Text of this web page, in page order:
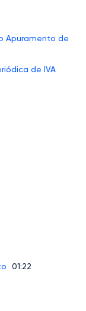
Apuramento de
de IVA
01:22